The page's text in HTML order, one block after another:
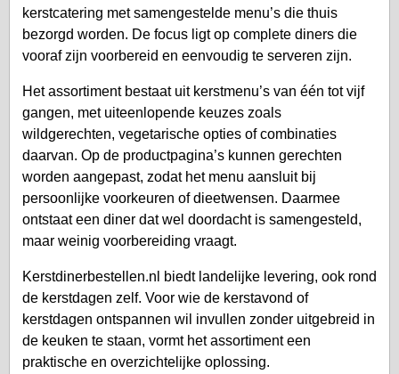
kerstcatering met samengestelde menu’s die thuis
bezorgd worden. De focus ligt op complete diners die
vooraf zijn voorbereid en eenvoudig te serveren zijn.
Het assortiment bestaat uit kerstmenu’s van één tot vijf
gangen, met uiteenlopende keuzes zoals
wildgerechten, vegetarische opties of combinaties
daarvan. Op de productpagina’s kunnen gerechten
worden aangepast, zodat het menu aansluit bij
persoonlijke voorkeuren of dieetwensen. Daarmee
ontstaat een diner dat wel doordacht is samengesteld,
maar weinig voorbereiding vraagt.
Kerstdinerbestellen.nl biedt landelijke levering, ook rond
de kerstdagen zelf. Voor wie de kerstavond of
kerstdagen ontspannen wil invullen zonder uitgebreid in
de keuken te staan, vormt het assortiment een
praktische en overzichtelijke oplossing.